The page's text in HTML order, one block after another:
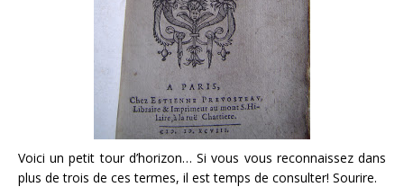
Voici un petit tour d’horizon… Si vous vous reconnaissez dans
plus de trois de ces termes, il est temps de consulter! Sourire.